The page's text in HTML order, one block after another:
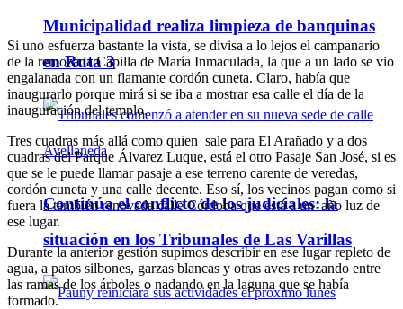
Municipalidad realiza limpieza de banquinas
en Ruta 3
Continúa el conflicto de los judiciales: la
situación en los Tribunales de Las Varillas
Si uno esfuerza bastante la vista, se divisa a lo lejos el campanario
de la remozada Capilla de María Inmaculada, la que a un lado se vio
engalanada con un flamante cordón cuneta. Claro, había que
inaugurarlo porque mirá si se iba a mostrar esa calle el día de la
inauguración del templo.
Tres cuadras más allá como quien sale para El Arañado y a dos
cuadras del Parque Álvarez Luque, está el otro Pasaje San José, si es
que se le puede llamar pasaje a ese terreno carente de veredas,
cordón cuneta y una calle decente. Eso sí, los vecinos pagan como si
fuera la también renovada calle Córdoba que está a un año luz de
ese lugar.
Durante la anterior gestión supimos describir en ese lugar repleto de
agua, a patos silbones, garzas blancas y otras aves retozando entre
las ramas de los árboles o nadando en la laguna que se había
formado.